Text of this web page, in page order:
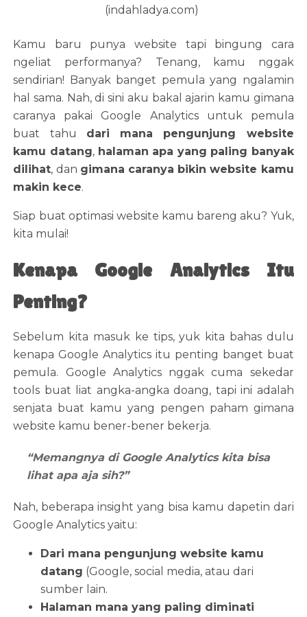
(indahladya.com)
Kamu baru punya website tapi bingung cara
ngeliat performanya? Tenang, kamu nggak
sendirian! Banyak banget pemula yang ngalamin
hal sama. Nah, di sini aku bakal ajarin kamu gimana
caranya pakai Google Analytics untuk pemula
buat tahu dari mana pengunjung website
kamu datang, halaman apa yang paling banyak
dilihat, dan gimana caranya bikin website kamu
makin kece.
Siap buat optimasi website kamu bareng aku? Yuk,
kita mulai!
Kenapa Google Analytics Itu
Penting?
Sebelum kita masuk ke tips, yuk kita bahas dulu
kenapa Google Analytics itu penting banget buat
pemula. Google Analytics nggak cuma sekedar
tools buat liat angka-angka doang, tapi ini adalah
senjata buat kamu yang pengen paham gimana
website kamu bener-bener bekerja.
“Memangnya di Google Analytics kita bisa
lihat apa aja sih?”
Nah, beberapa insight yang bisa kamu dapetin dari
Google Analytics yaitu:
Dari mana pengunjung website kamu
datang (Google, social media, atau dari
sumber lain.
Halaman mana yang paling diminati